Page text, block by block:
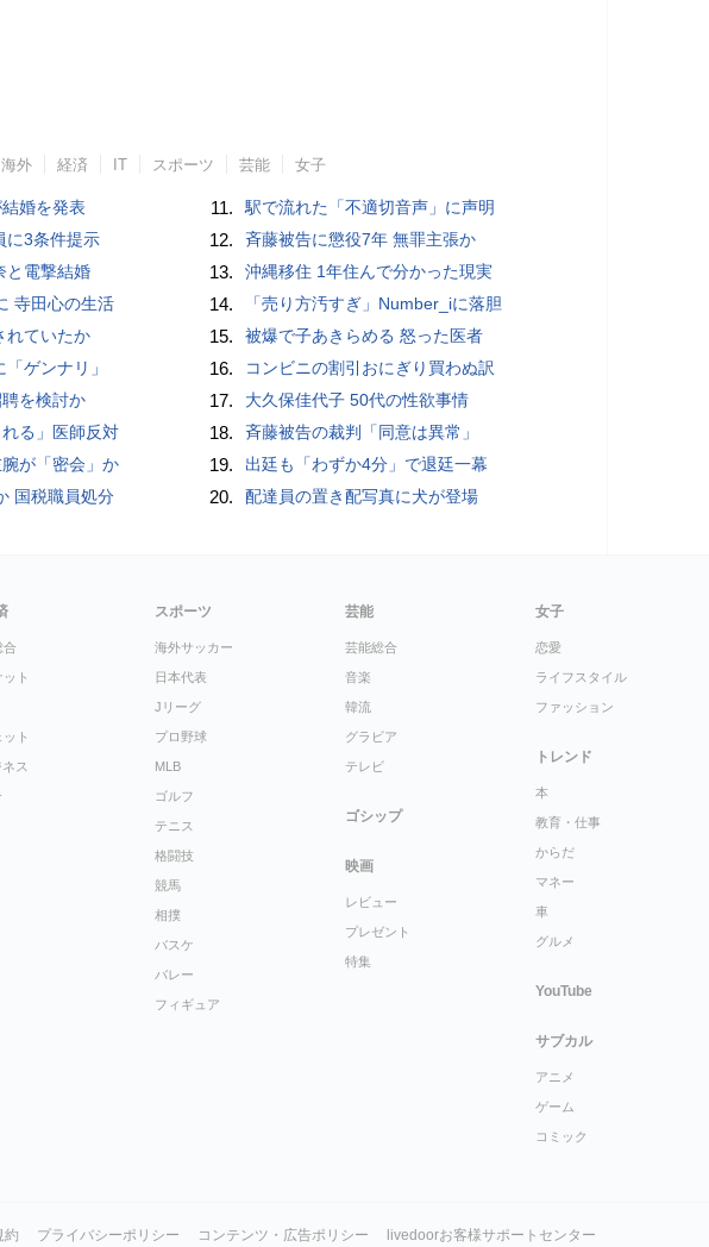
海外 経済 IT スポーツ 芸能 女子
婚を発表
に3条件提示
と電撃結婚
寺田心の生活
れていたか
ゲンナリ」
を検討か
れる」医師反対
が「密会」か
国税職員処分
11. 駅で流れた「不適切音声」に声明
12. 斉藤被告に懲役7年 無罪主張か
13. 沖縄移住 1年住んで分かった現実
14. 「売り方汚すぎ」Number_iに落胆
15. 被爆で子あきらめる 怒った医者
16. コンビニの割引おにぎり買わぬ訳
17. 大久保佳代子 50代の性欲事情
18. 斉藤被告の裁判「同意は異常」
19. 出廷も「わずか4分」で退廷一幕
20. 配達員の置き配写真に犬が登場
合
ト
ト
ネス
スポーツ
海外サッカー
日本代表
Jリーグ
プロ野球
MLB
ゴルフ
テニス
格闘技
競馬
相撲
バスケ
バレー
フィギュア
芸能
芸能総合
音楽
韓流
グラビア
テレビ
ゴシップ
映画
レビュー
プレゼント
特集
女子
恋愛
ライフスタイル
ファッション
トレンド
本
教育・仕事
からだ
マネー
車
グルメ
YouTube
サブカル
アニメ
ゲーム
コミック
約 プライバシーポリシー コンテンツ・広告ポリシー livedoorお客様サポートセンター